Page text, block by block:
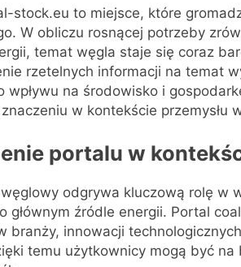
stock.eu to miejsce, które
W obliczu rosnącej potrzeby
temat węgla staje się coraz
rzetelnych informacji na temat
wpływu na środowisko i
w kontekście przemysłu
portalu w
węglowy odgrywa kluczową rolę w
głównym źródle energii. Portal
branży, innowacji
temu użytkownicy mogą być